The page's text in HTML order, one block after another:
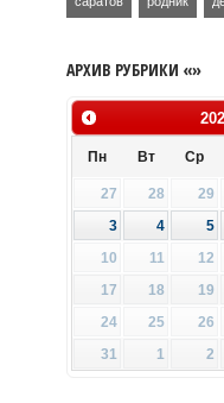
АРХИВ РУБРИКИ «»
Пн Вт Ср
27 28 29
3
4 5
10
11 12
17
18 19
24
25 26
31
1 2